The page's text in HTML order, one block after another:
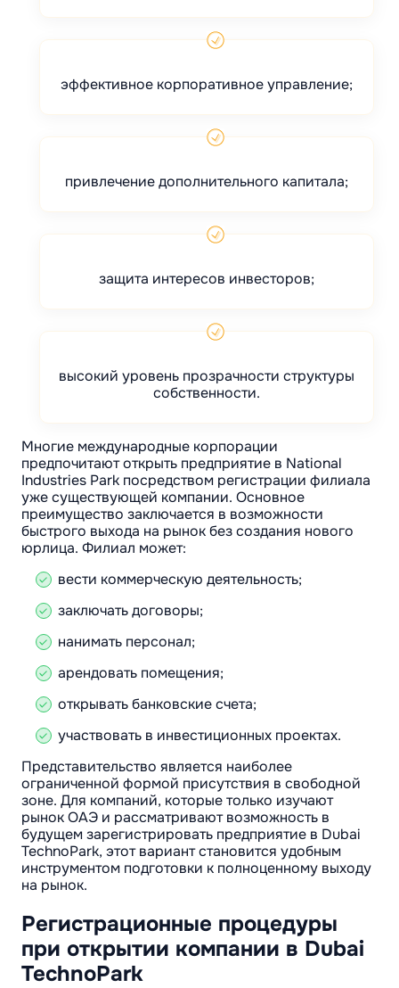
эффективное корпоративное управление;
привлечение дополнительного капитала;
защита интересов инвесторов;
высокий уровень прозрачности структуры
собственности.
Многие международные корпорации
предпочитают открыть предприятие в National
Industries Park посредством регистрации филиала
уже существующей компании. Основное
преимущество заключается в возможности
быстрого выхода на рынок без создания нового
юрлица. Филиал может:
вести коммерческую деятельность;
заключать договоры;
нанимать персонал;
арендовать помещения;
открывать банковские счета;
участвовать в инвестиционных проектах.
Представительство является наиболее
ограниченной формой присутствия в свободной
зоне. Для компаний, которые только изучают
рынок ОАЭ и рассматривают возможность в
будущем зарегистрировать предприятие в Dubai
TechnoPark, этот вариант становится удобным
инструментом подготовки к полноценному выходу
на рынок.
Регистрационные процедуры
при открытии компании в Dubai
TechnoPark